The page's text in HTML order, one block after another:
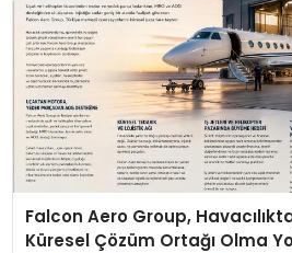
Falcon Aero Group,
Küresel Çözüm Ortağı Olma